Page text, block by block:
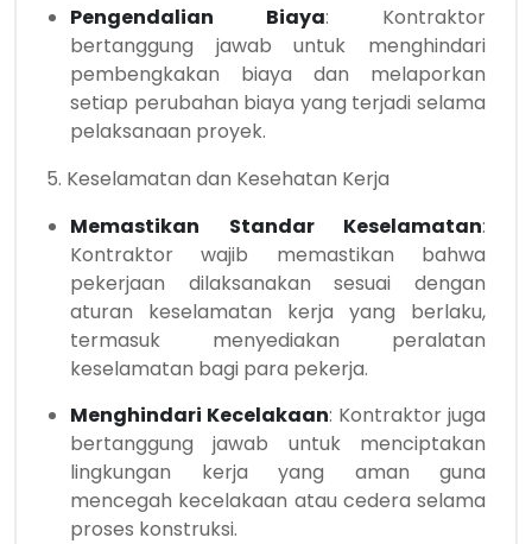
Pengendalian Biaya: Kontraktor
bertanggung jawab untuk menghindari
pembengkakan biaya dan melaporkan
setiap perubahan biaya yang terjadi selama
pelaksanaan proyek.
5. Keselamatan dan Kesehatan Kerja
Memastikan Standar Keselamatan:
Kontraktor wajib memastikan bahwa
pekerjaan dilaksanakan sesuai dengan
aturan keselamatan kerja yang berlaku,
termasuk menyediakan peralatan
keselamatan bagi para pekerja.
Menghindari Kecelakaan: Kontraktor juga
bertanggung jawab untuk menciptakan
lingkungan kerja yang aman guna
mencegah kecelakaan atau cedera selama
proses konstruksi.